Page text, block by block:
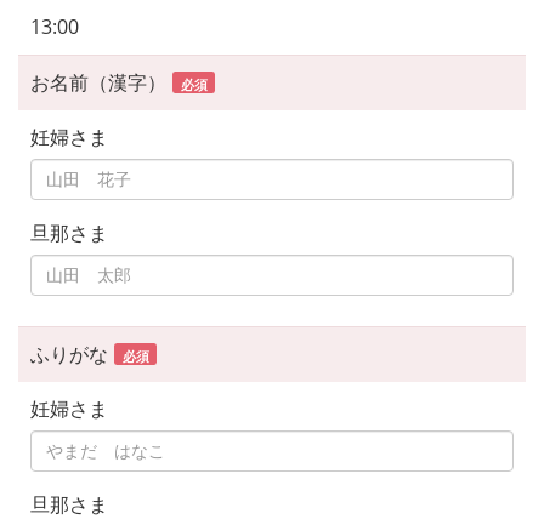
13:00
お名前（漢字） 必須
妊婦さま
旦那さま
ふりがな 必須
妊婦さま
旦那さま